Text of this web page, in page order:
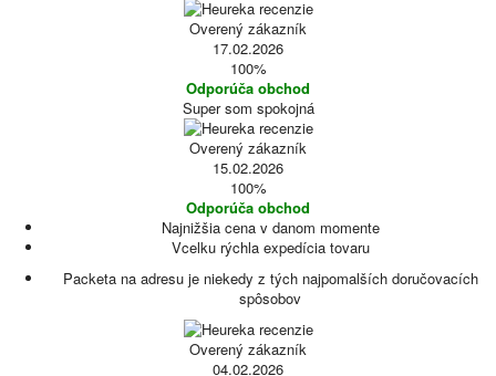
Overený zákazník
17.02.2026
100%
Odporúča obchod
Super som spokojná
Overený zákazník
15.02.2026
100%
Odporúča obchod
Najnižšia cena v danom momente
Vcelku rýchla expedícia tovaru
Packeta na adresu je niekedy z tých najpomalších doručovacích
spôsobov
Overený zákazník
04.02.2026